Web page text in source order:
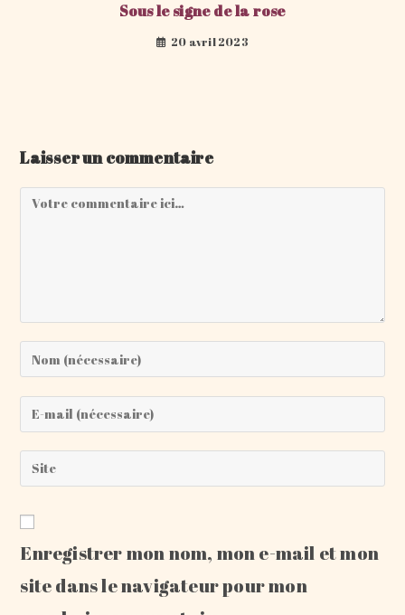
Sous le signe de la rose
20 avril 2023
Laisser un commentaire
Comment
Enter
your
name
or
to
comment
Enter
your
email
address
comment
Saisir
l’URL
votre
site
Enregistrer mon nom, mon e-mail et mon
site dans le navigateur pour mon